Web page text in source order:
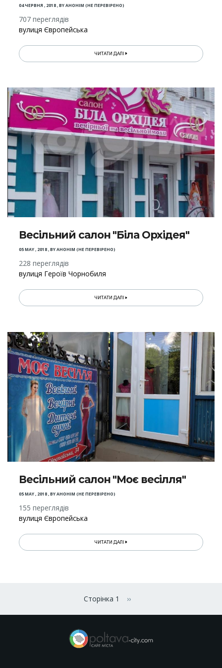
04 ЧЕРВНЯ , 2018,BYАНОНІМ (НЕ ПЕРЕВІРЕНО)
707 переглядів
вулиця Європейська
ЧИТАТИ ДАЛІ
Весільний салон "Біла Орхідея"
05 MAY , 2018,BYАНОНІМ (НЕ ПЕРЕВІРЕНО)
228 переглядів
вулиця Героїв Чорнобиля
ЧИТАТИ ДАЛІ
Весільний салон "Моє весілля"
05 MAY , 2018,BYАНОНІМ (НЕ ПЕРЕВІРЕНО)
155 переглядів
вулиця Європейська
ЧИТАТИ ДАЛІ
сторінки
Сторінка 1 Наступна сторінка
››